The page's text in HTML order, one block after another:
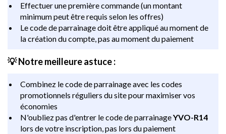
Effectuer une première commande (un montant
minimum peut être requis selon les offres)
Le code de parrainage doit être appliqué au moment de
la création du compte, pas au moment du paiement
💡Notre meilleure astuce :
Combinez le code de parrainage avec les codes
promotionnels réguliers du site pour maximiser vos
économies
N'oubliez pas d'entrer le code de parrainageYVO-R14
lors de votre inscription, pas lors du paiement